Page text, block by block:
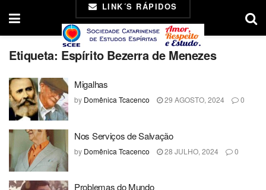
LINK´S RÁPIDOS
Etiqueta: Espírito Bezerra de Menezes
Migalhas
by Domênica Tcacenco 29 AGOSTO, 2024 0
Nos Serviços de Salvação
by Domênica Tcacenco 28 JULHO, 2024 0
Problemas do Mundo